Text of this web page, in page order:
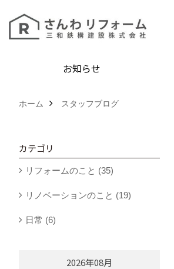
お知らせ
ホーム スタッフブログ
カテゴリ
リフォームのこと (35)
リノベーションのこと (19)
日常 (6)
2026年08月